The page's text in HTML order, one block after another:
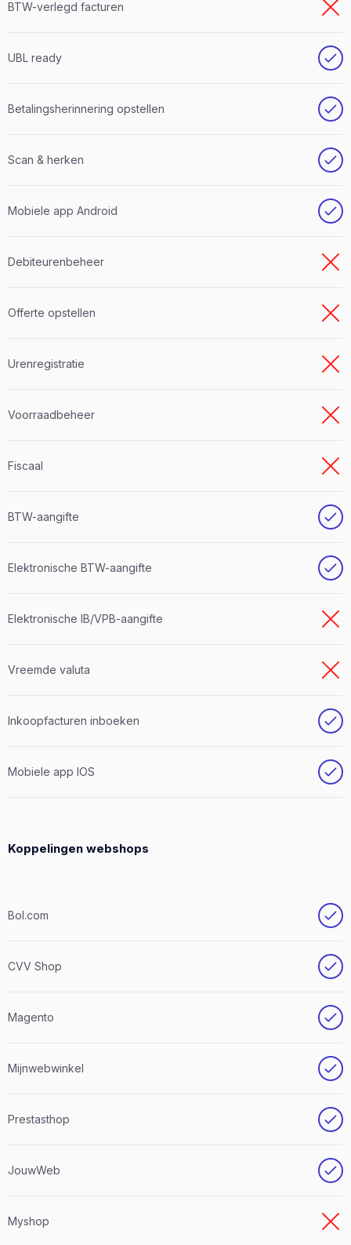
BTW-verlegd facturen
UBL ready
Betalingsherinnering opstellen
Scan & herken
Mobiele app Android
Debiteurenbeheer
Offerte opstellen
Urenregistratie
Voorraadbeheer
Fiscaal
BTW-aangifte
Elektronische BTW-aangifte
Elektronische IB/VPB-aangifte
Vreemde valuta
Inkoopfacturen inboeken
Mobiele app IOS
Koppelingen webshops
Bol.com
CVV Shop
Magento
Mijnwebwinkel
Prestasthop
JouwWeb
Myshop